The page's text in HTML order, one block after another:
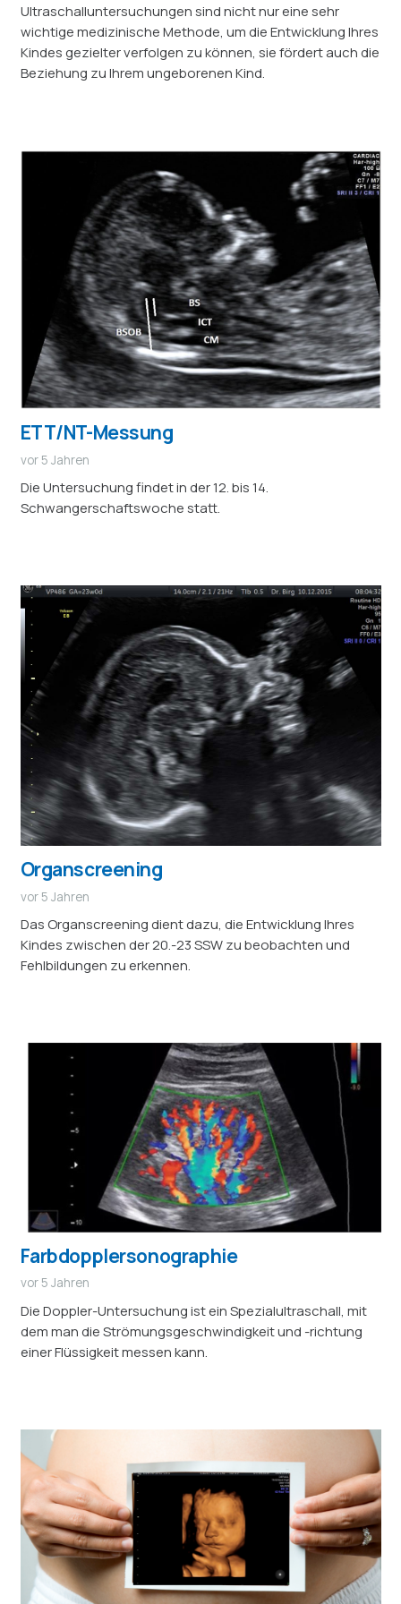
Ultraschalluntersuchungen sind nicht nur eine sehr
wichtige medizinische Methode, um die Entwicklung Ihres
Kindes gezielter verfolgen zu können, sie fördert auch die
Beziehung zu Ihrem ungeborenen Kind.
ETT/NT-Messung
vor 5 Jahren
Die Untersuchung findet in der 12. bis 14.
Schwangerschaftswoche statt.
Organscreening
vor 5 Jahren
Das Organscreening dient dazu, die Entwicklung Ihres
Kindes zwischen der 20.-23 SSW zu beobachten und
Fehlbildungen zu erkennen.
Farbdopplersonographie
vor 5 Jahren
Die Doppler-Untersuchung ist ein Spezialultraschall, mit
dem man die Strömungsgeschwindigkeit und -richtung
einer Flüssigkeit messen kann.